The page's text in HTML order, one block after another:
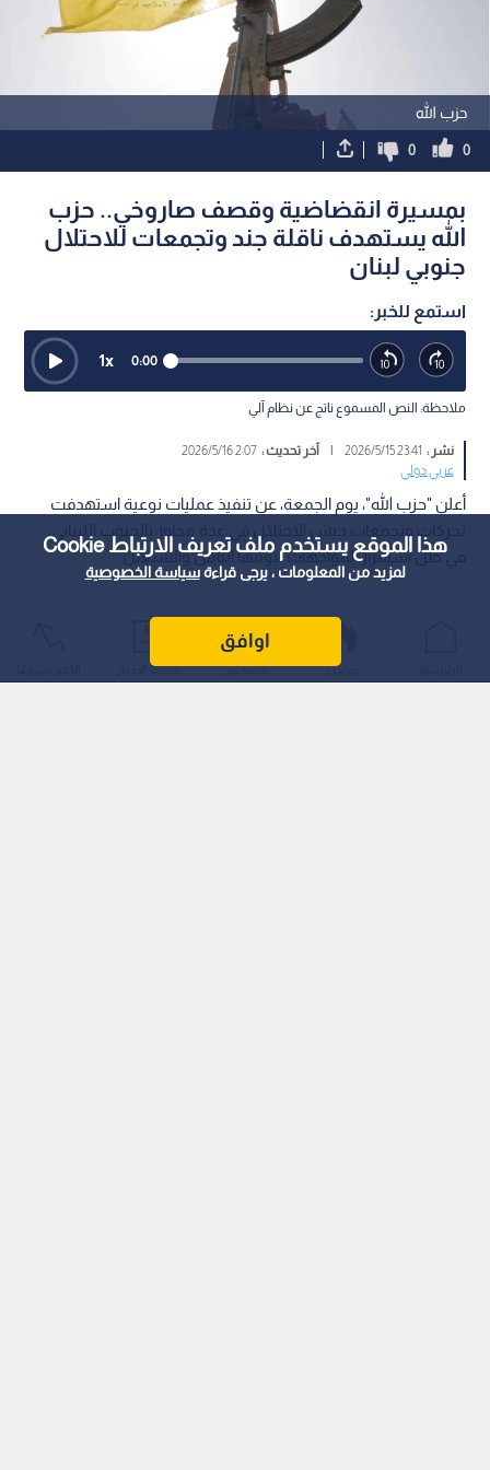
هذا الموقع يستخدم ملف تعريف الارتباط Cookie
لمزيد من المعلومات ، يرجى قراءةسياسة الخصوصية
اوافق
حزب الله
0
0
بمسيرة انقضاضية وقصف صاروخي.. حزب
الله يستهدف ناقلة جند وتجمعات للاحتلال
جنوبي لبنان
استمع للخبر:
0:00
1x
ملاحظة: النص المسموع ناتج عن نظام آلي
نشر : 23:41 2026/5/15
| آخر تحديث :2:07 2026/5/16
عربي دولي
أعلن "حزب الله"، يوم الجمعة، عن تنفيذ عمليات نوعية استهدفت
في ظل استمرار المواجهات ليومها الثامن والسبعين.
عواجل المباشر أحدث الأخبار